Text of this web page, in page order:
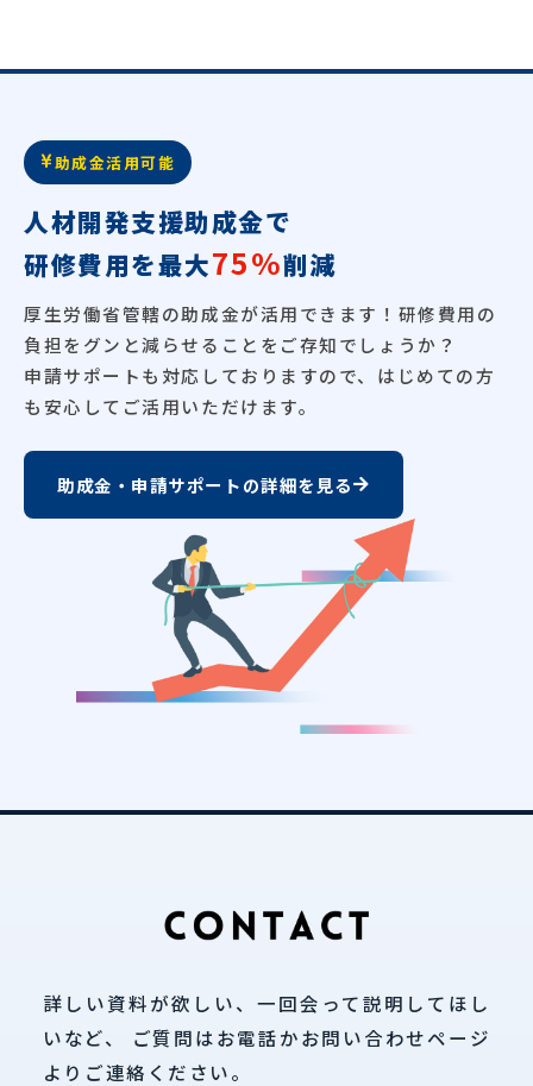
助成金活用可能
人材開発支援助成金で
研修費用を最大75%削減
厚生労働省管轄の助成金が活用できます！研修費用の
負担をグンと減らせることをご存知でしょうか？
申請サポートも対応しておりますので、はじめての方
も安心してご活用いただけます。
助成金・申請サポートの詳細を見る
詳しい資料が欲しい、一回会って説明してほし
いなど、
ご質問はお電話かお問い合わせページ
よりご連絡ください。